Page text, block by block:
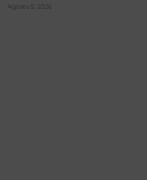
Agosto 5, 2026